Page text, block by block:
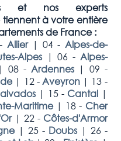
et nos experts
à votre entière
de France :
Allier| 04 - Alpes-de-
Alpes |06 - Alpes-
|08 - Ardennes | 09 -
| 12 -Aveyron | 13 -
| 15 - Cantal |
Maritime | 18 - Cher
| 22 - Côtes-d'Armor
| 25 - Doubs | 26 -